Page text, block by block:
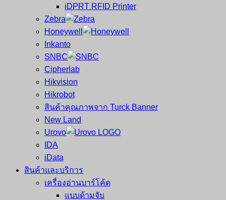
iDPRT RFID Printer
Zebra
Honeywell
Inkanto
SNBC
Cipherlab
Hikvision
Hikrobot
สินค้าคุณภาพจาก Turck Banner
New Land
Urovo
IDA
iData
สินค้าและบริการ
เครื่องอ่านบาร์โค้ด
แบบด้ามจับ